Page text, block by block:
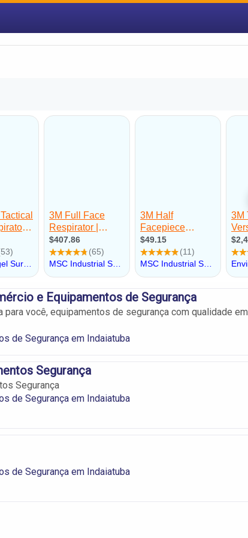
e Equipamentos de Segurança
para você, equipamentos de segurança com qualidade em
de Segurança em Indaiatuba
Segurança
Segurança
de Segurança em Indaiatuba
de Segurança em Indaiatuba